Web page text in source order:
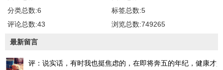
分类总数:6
标签总数:5
评论总数:43
浏览总数:749265
最新留言
评：说实话，有时我也挺焦虑的，在即将奔五的年纪，健康才